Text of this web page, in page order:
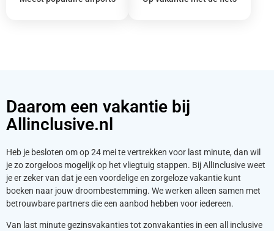
Daarom een vakantie bij
Allinclusive.nl
Heb je besloten om op 24 mei te vertrekken voor last minute, dan wil
je zo zorgeloos mogelijk op het vliegtuig stappen. Bij AllInclusive weet
je er zeker van dat je een voordelige en zorgeloze vakantie kunt
boeken naar jouw droombestemming. We werken alleen samen met
betrouwbare partners die een aanbod hebben voor iedereen.
Van last minute gezinsvakanties tot zonvakanties in een all inclusive